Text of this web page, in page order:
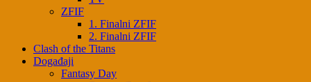
ZFIF
1. Finalni ZFIF
2. Finalni ZFIF
Clash of the Titans
Događaji
Fantasy Day